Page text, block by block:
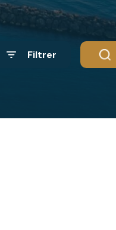
Filtrer